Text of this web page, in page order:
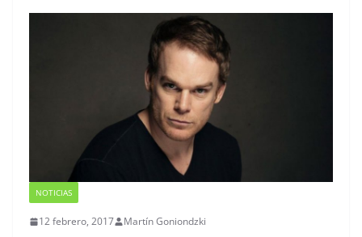
NOTICIAS
12 febrero, 2017 Martín Goniondzki